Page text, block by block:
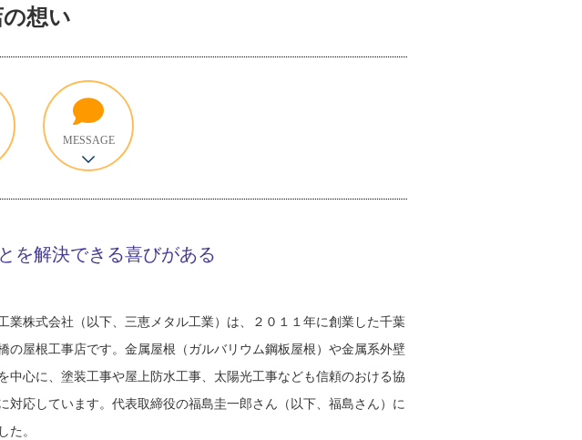
想い
MESSAGE
を解決できる喜びがある
業株式会社（以下、三恵メタル工業）は、２０１１年に創業した千葉
の屋根工事店です。金属屋根（ガルバリウム鋼板屋根）や金属系外壁
中心に、塗装工事や屋上防水工事、太陽光工事なども信頼のおける協
対応しています。代表取締役の福島圭一郎さん（以下、福島さん）に
た。